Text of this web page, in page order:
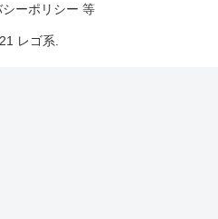
ーポリシー 等
レゴ系.